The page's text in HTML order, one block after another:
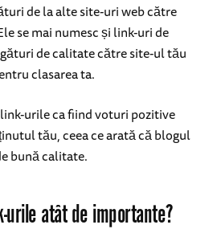
de la alte site-uri web către
se mai numesc și link-uri de
de calitate către site-ul tău
clasarea ta.
urile ca fiind voturi pozitive
tău, ceea ce arată că blogul
bună calitate.
urile atât de importante?